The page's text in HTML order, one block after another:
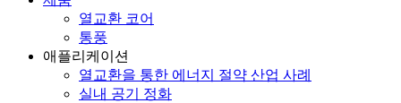
열교환 코어
통풍
애플리케이션
열교환을 통한 에너지 절약 산업 사례
실내 공기 정화